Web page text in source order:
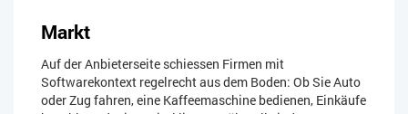
Markt
Auf der Anbieterseite schiessen Firmen mit
Softwarekontext regelrecht aus dem Boden: Ob Sie Auto
oder Zug fahren, eine Kaffeemaschine bedienen, Einkäufe